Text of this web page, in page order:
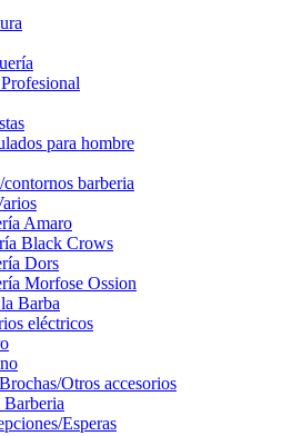
para hombre
barberia
Amaro
Black Crows
Dors
Morfose Ossion
Barba
eléctricos
Otros accesorios
Barberia
Esperas